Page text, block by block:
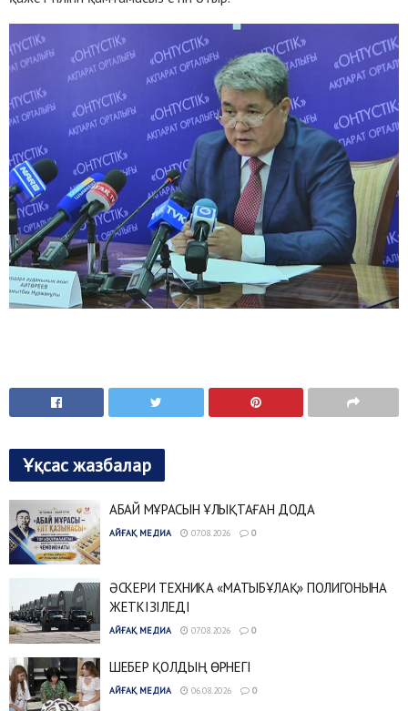
Ұқсас жазбалар
АБАЙ МҰРАСЫН ҰЛЫҚТАҒАН ДОДА
АЙҒАҚ МЕДИА 07.08.2026 0
ӘСКЕРИ ТЕХНИКА «МАТЫБҰЛАҚ» ПОЛИГОНЫНА
ЖЕТКІЗІЛЕДІ
АЙҒАҚ МЕДИА 07.08.2026 0
ШЕБЕР ҚОЛДЫҢ ӨРНЕГІ
АЙҒАҚ МЕДИА 06.08.2026 0